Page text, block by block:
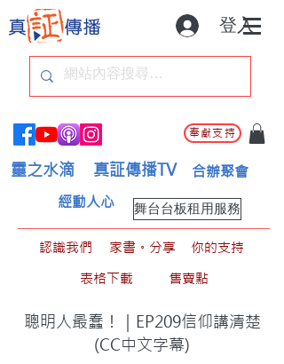
登入
奉獻支持
靈之水滴 真証傳播TV 合辦聚會
舞台台板租用服務
經動人心
認識我們 家書。分享
你的支持
表格下載
售賣點
聰明人最蠢！｜EP209信仰講清楚
(CC中文字幕)